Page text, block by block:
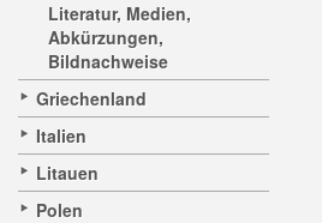
Literatur, Medien,
Abkürzungen,
Bildnachweise
Griechenland
Italien
Litauen
Polen